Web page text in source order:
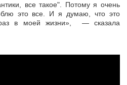
все такое". Потому я очень
это все. И я думаю, что это
в моей жизни», — сказала